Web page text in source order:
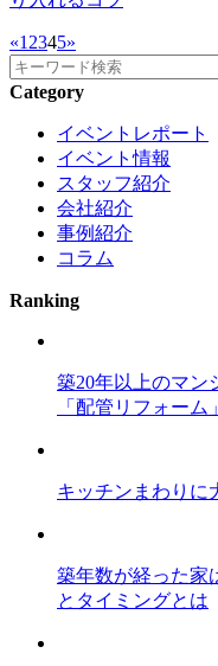
«1 2345»
Category
イベントレポート
イベント情報
スタッフ紹介
会社紹介
事例紹介
コラム
Ranking
築20年以上のマン
「配管リフォーム」
キッチンまわりに
築年数が経った家
とタイミングとは